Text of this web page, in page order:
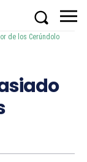
de los Cerúndolo